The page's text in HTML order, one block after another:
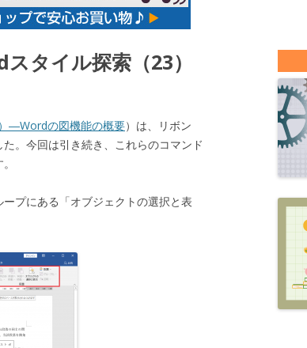
タイル探索（23）
―Wordの図機能の概要）は、リボン
。今回は引き続き、これらのコマンド
プにある「オブジェクトの選択と表